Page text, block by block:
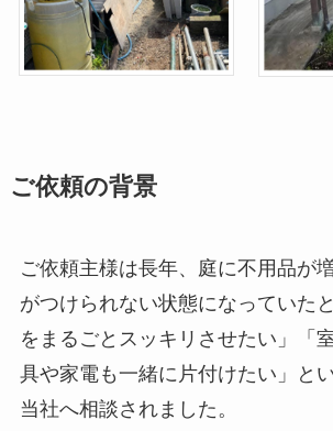
ご依頼の背景
ご依頼主様は長年、庭に不用品が
がつけられない状態になっていた
をまるごとスッキリさせたい」「
具や家電も一緒に片付けたい」と
当社へ相談されました。